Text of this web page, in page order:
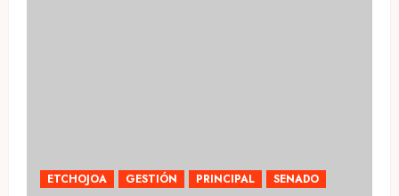
ETCHOJOA GESTIÓN PRINCIPAL SENADO